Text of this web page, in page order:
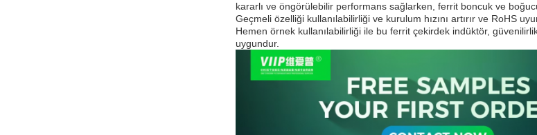
kararlı ve öngörülebilir performans sağlarken, ferrit boncuk ve
Geçmeli özelliği kullanılabilirliği ve kurulum hızını artırır ve RoHS
Hemen örnek kullanılabilirliği ile bu ferrit çekirdek indüktör,
uygundur.